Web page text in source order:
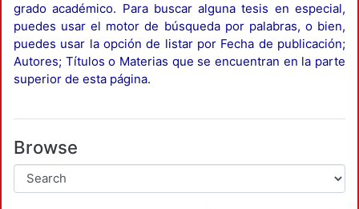
grado académico. Para buscar alguna tesis en especial,
puedes usar el motor de búsqueda por palabras, o bien,
puedes usar la opción de listar por Fecha de publicación;
Autores; Títulos o Materias que se encuentran en la parte
superior de esta página.
Browse